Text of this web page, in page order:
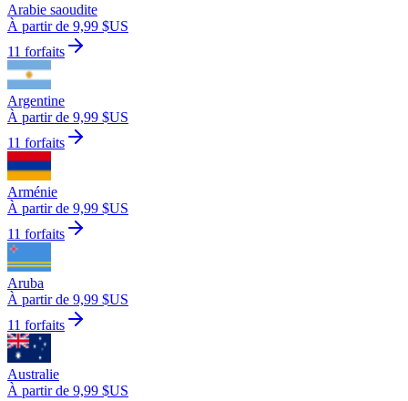
Arabie saoudite
À partir de 9,99 $US
11 forfaits
Argentine
À partir de 9,99 $US
11 forfaits
Arménie
À partir de 9,99 $US
11 forfaits
Aruba
À partir de 9,99 $US
11 forfaits
Australie
À partir de 9,99 $US